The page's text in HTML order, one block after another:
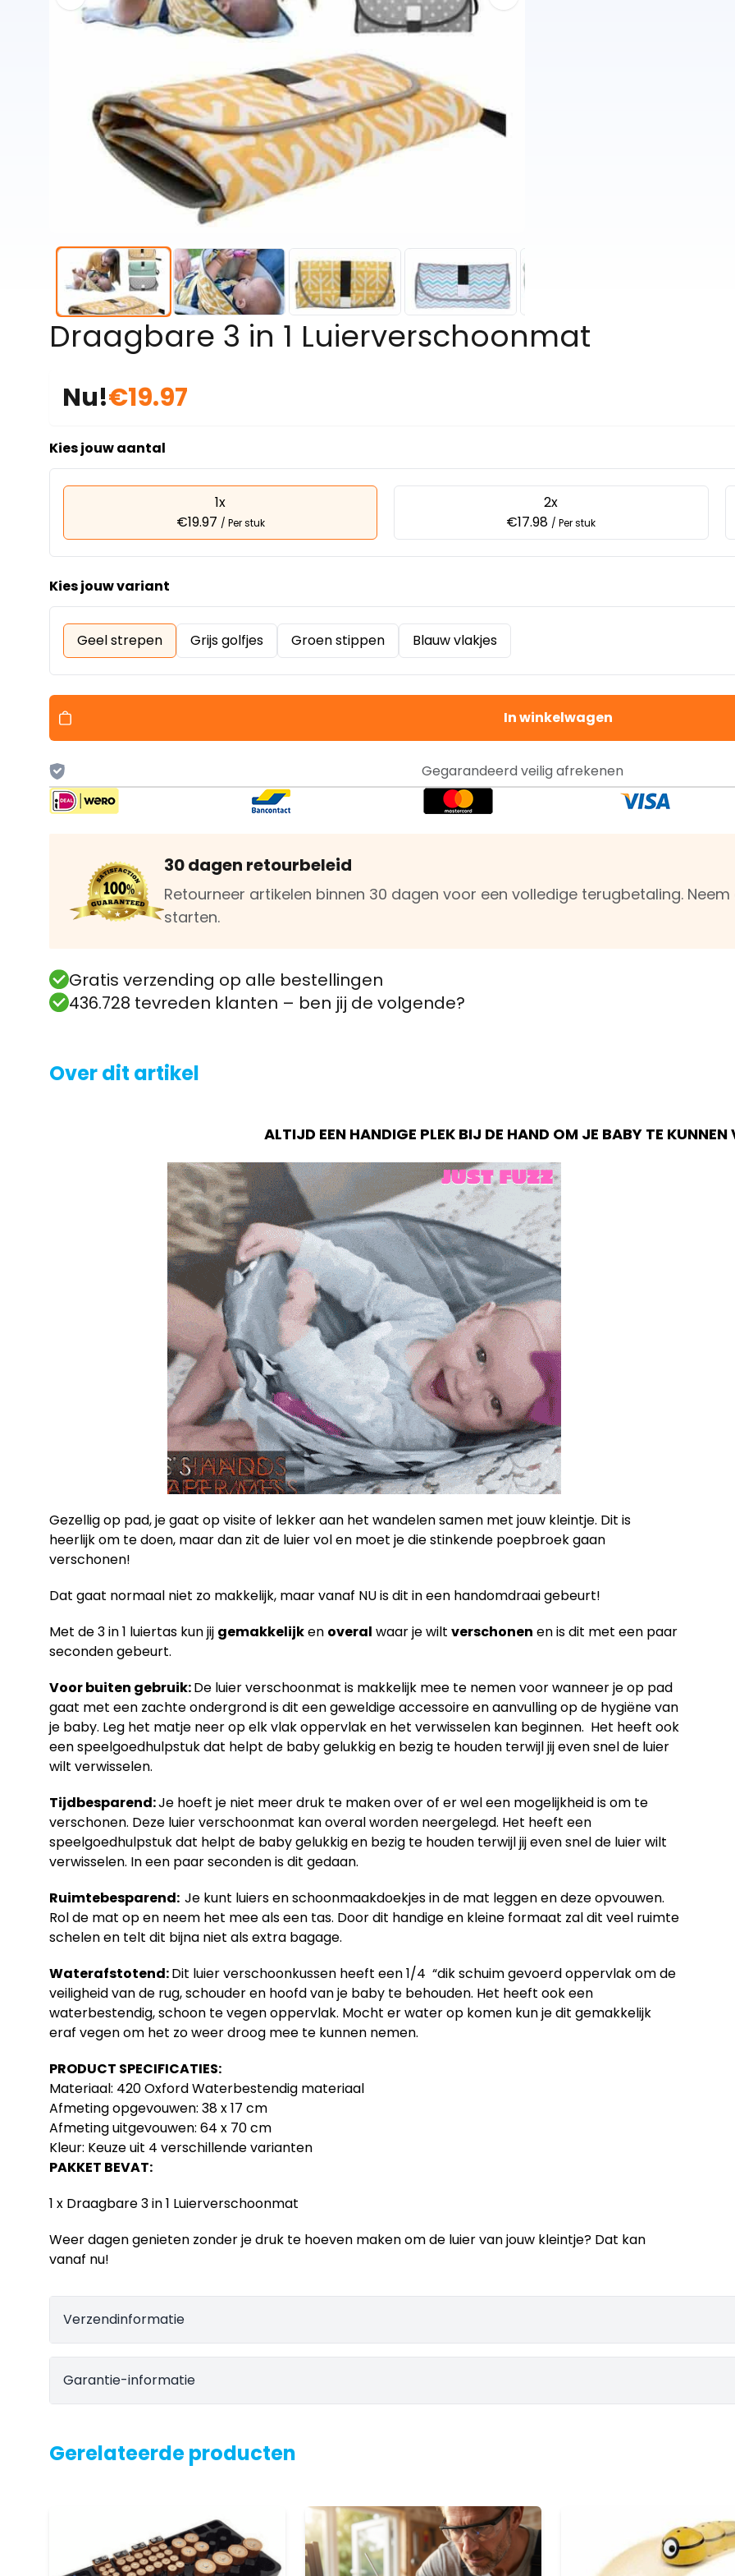
Draagbare 3 in 1 Luierverschoonmat
Nu!€19.97
Kies jouw aantal
1x
€19.97 / Per stuk
2x
€17.98 / Per stuk
Kies jouw variant
Geel strepen Grijs golfjes Groen stippen Blauw vlakjes
In winkelwagen
Gegarandeerd veilig afrekenen
30 dagen retourbeleid
Retourneer artikelen binnen 30 dagen voor een volledige terugbetaling.
starten.
Gratis verzending op alle bestellingen
436.728 tevreden klanten – ben jij de volgende?
Over dit artikel
ALTIJD EEN HANDIGE PLEK BIJ DE HAND OM JE BABY TE KUNNEN
Gezellig op pad, je gaat op visite of lekker aan het wandelen samen met jouw kleintje. Dit is
heerlijk om te doen, maar dan zit de luier vol en moet je die stinkende poepbroek gaan
verschonen!
Dat gaat normaal niet zo makkelijk, maar vanaf NU is dit in een handomdraai gebeurt!
Met de 3 in 1 luiertas kun jij gemakkelijken overal waar je wilt verschonen en is dit met een paar
seconden gebeurt.
Voor buiten gebruik:De luier verschoonmat is makkelijk mee te nemen voor wanneer je op pad
gaat met een zachte ondergrond is dit een geweldige accessoire en aanvulling op de hygiëne van
je baby. Leg het matje neer op elk vlak oppervlak en het verwisselen kan beginnen. Het heeft ook
een speelgoedhulpstuk dat helpt de baby gelukkig en bezig te houden terwijl jij even snel de luier
wilt verwisselen.
Tijdbesparend:Je hoeft je niet meer druk te maken over of er wel een mogelijkheid is om te
verschonen. Deze luier verschoonmat kan overal worden neergelegd. Het heeft een
speelgoedhulpstuk dat helpt de baby gelukkig en bezig te houden terwijl jij even snel de luier wilt
verwisselen. In een paar seconden is dit gedaan.
Ruimtebesparend: Je kunt luiers en schoonmaakdoekjes in de mat leggen en deze opvouwen.
Rol de mat op en neem het mee als een tas. Door dit handige en kleine formaat zal dit veel ruimte
schelen en telt dit bijna niet als extra bagage.
Waterafstotend:Dit luier verschoonkussen heeft een 1/4 “dik schuim gevoerd oppervlak om de
veiligheid van de rug, schouder en hoofd van je baby te behouden. Het heeft ook een
waterbestendig, schoon te vegen oppervlak. Mocht er water op komen kun je dit gemakkelijk
eraf vegen om het zo weer droog mee te kunnen nemen.
PRODUCT SPECIFICATIES:
Materiaal: 420 Oxford Waterbestendig materiaal
Afmeting opgevouwen: 38 x 17 cm
Afmeting uitgevouwen: 64 x 70 cm
Kleur: Keuze uit 4 verschillende varianten
PAKKET BEVAT:
1 x Draagbare 3 in 1 Luierverschoonmat
Weer dagen genieten zonder je druk te hoeven maken om de luier van jouw kleintje? Dat kan
vanaf nu!
Verzendinformatie
Garantie-informatie
Gerelateerde producten